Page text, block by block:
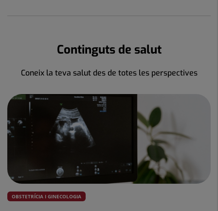
Continguts de salut
Coneix la teva salut des de totes les perspectives
OBSTETRÍCIA I GINECOLOGIA